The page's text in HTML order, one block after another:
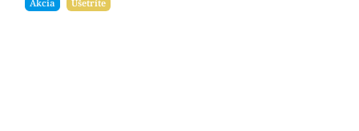
Akcia Ušetríte